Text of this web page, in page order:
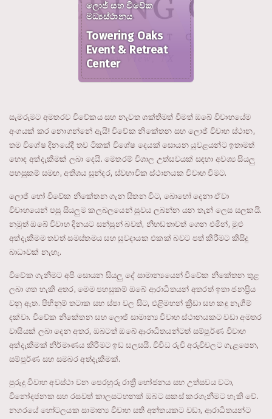
ලොජ් සහ විවේක
මධ්‍යස්ථානය
Towering Oaks
Event & Retreat
Center
සැමරුමට අමතරව විවේකය සහ නැවත ශක්තිමත් වීමත් ඔබේ විවාහයේම
අංගයක් කර නොගන්නේ ඇයි! විවේක නිකේතන සහ ලොජ් විවාහ ස්ථාන,
තම විශේෂ දිනයේදී තව ටිකක් විශේෂ දෙයක් සොයන යුවළයන්ට ඉතාමත්
හොඳ අත්දැකීමක් ලබා දෙයි. මෙතරම් විශාල උත්සවයක් සඳහා අවශ්‍ය සියලු
පහසුකම් සමඟ, අතිශය සුන්දර, ස්වභාවික ස්ථානයක විවාහ වීමට.
ලොජ් හෝ විවේක නිකේතන ගැන සිතන විට, බොහෝ දෙනා ඒවා
විවාහයෙන් පසු සියලුම කලබලයෙන් සුවය ලබන්න යන තැන් ලෙස සලකයි.
නමුත් ඔබේ විවාහ දිනයට සන්සුන් බවත්, නිහඬතාවත් ගෙන එමින්, මුළු
අත්දැකීමම තවත් සමස්තමය සහ සුවදායක එකක් බවට පත් කිරීමට කිසිදු
බාධාවක් නැහැ.
විවේක ගැනීමට අපි සොයන සියලු දේ සාමාන්‍යයෙන් විවේක නිකේතන තුළ
ලබා ගත හැකි අතර, මෙම පහසුකම් ඔබේ ආරාධිතයන් අතරත් ඉතා ජනප්‍රිය
වනු ඇත. පිහිනුම් තටාක සහ ස්පා වල සිට, එළිමහන් ක්‍රීඩා සහ කඳු නැගීම්
දක්වා. විවේක නිකේතන සහ ලොජ් සාමාන්‍ය විවාහ ස්ථානයකට වඩා අමතර
වාසියක් ලබා දෙන අතර, ඔබටත් ඔබේ ආරාධිතයන්ටත් සම්පූර්ණ විවාහ
අත්දැකීමක් නිර්මාණය කිරීමට ඉඩ සලසයි. විවිධ රුචි අරුචිවලට ගැළපෙන,
සම්පූර්ණ සහ සමබර අත්දැකීමක්.
පුරුදු විවාහ අවස්ථා වන පෙරහුරු රාත්‍රී භෝජනය සහ උත්සවය වටා,
විනෝදජනක සහ රසවත් කාලසටහනක් ඔබට සකස් කරගැනීමට හැකි වේ.
නගරයේ හෝටලයක සාමාන්‍ය විවාහ සති අන්තයකට වඩා, ආරාධිතයන්ට